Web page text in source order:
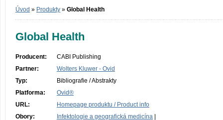
Vyhledávání Tutoriály
Úvod » Produkty » Global Health
Global Health
Producent:
CABI Publishing
Partner:
Wolters Kluwer - Ovid
Typ:
Bibliografie / Abstrakty
Platforma:
Ovid®
URL:
Homepage produktu / Product info
Obory:
Infektologie a geografická medicína